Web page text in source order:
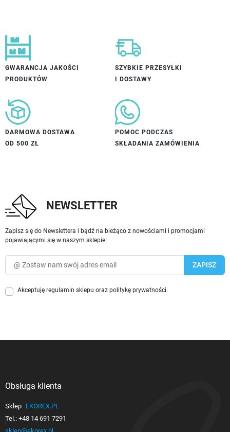
GWARANCJA JAKOŚCI
PRODUKTÓW
SZYBKIE PRZESYŁKI
I DOSTAWY
DARMOWA DOSTAWA
OD 500 ZŁ
POMOC PODCZAS
SKŁADANIA ZAMÓWIENIA
NEWSLETTER
Zapisz się do Newslettera i bądź na bieżąco z nowościami i promocjami
pojawiającymi się w naszym sklepie!
Akceptuję regulamin sklepu oraz politykę prywatności.
Obsługa klienta
Sklep EKOREX.PL
Tel.: +48 14 691 7291